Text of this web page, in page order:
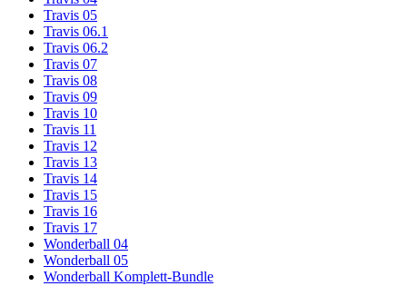
Travis 05
Travis 06.1
Travis 06.2
Travis 07
Travis 08
Travis 09
Travis 10
Travis 11
Travis 12
Travis 13
Travis 14
Travis 15
Travis 16
Travis 17
Wonderball 04
Wonderball 05
Wonderball Komplett-Bundle